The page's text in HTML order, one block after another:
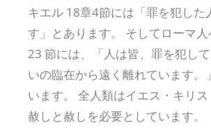
キエル 18章4節には「罪を犯した
す」とあります。 そしてローマ
23 節には、「人は皆、罪を犯し
いの臨在から遠く離れています。
います。 全人類はイエス・キリ
赦しと赦しを必要としています。